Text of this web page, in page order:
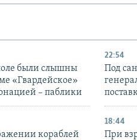
были слышны
«Гвардейское»
– паблики
22:54
Под
кораблей
18:44
При